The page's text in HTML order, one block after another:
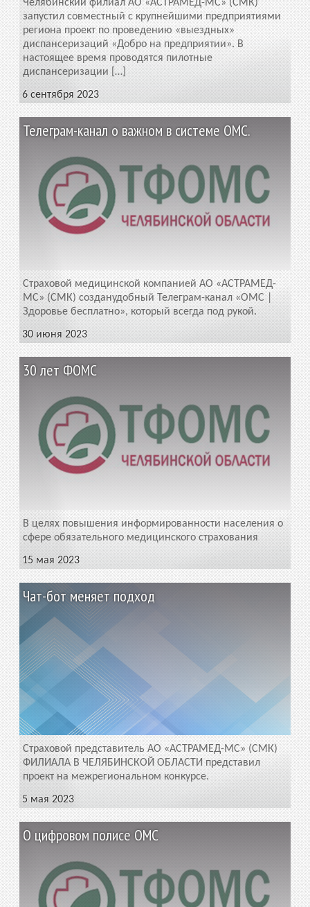
6 сентября 2023
Челябинский филиал АО «АСТРАМЕД-МС» (СМК)
запустил совместный с крупнейшими предприятиями
региона проект по проведению «выездных»
диспансеризаций «Добро на предприятии». В
настоящее время проводятся пилотные
диспансеризации […]
Телеграм-канал о важном в системе ОМС.
30 июня 2023
Страховой медицинской компанией АО «АСТРАМЕД-
МС» (СМК) созданудобный Телеграм-канал «ОМС |
Здоровье бесплатно», который всегда под рукой.
30 лет ФОМС
15 мая 2023
В целях повышения информированности населения о
сфере обязательного медицинского страхования
Чат-бот меняет подход
5 мая 2023
Страховой представитель АО «АСТРАМЕД-МС» (СМК)
ФИЛИАЛА В ЧЕЛЯБИНСКОЙ ОБЛАСТИ представил
проект на межрегиональном конкурсе.
О цифровом полисе ОМС